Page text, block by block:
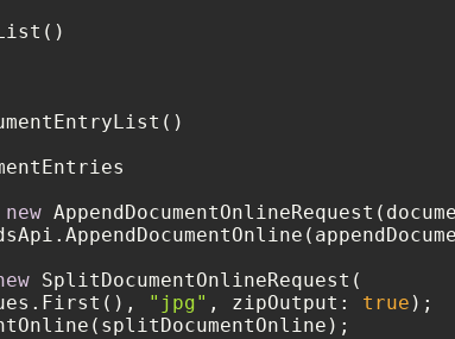
new
SplitDocumentOnlineRequest(
"jpg" , zipOutput: true